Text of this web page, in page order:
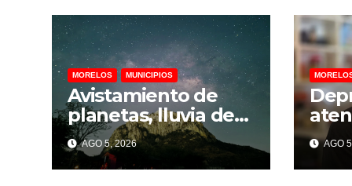
MORELOS MUNICIPIOS
Avistamiento de
planetas, lluvia de
perseidas y eclipse
parcial llegarán a
Chalcatzingo en
AGO 5, 2026
una
AGO